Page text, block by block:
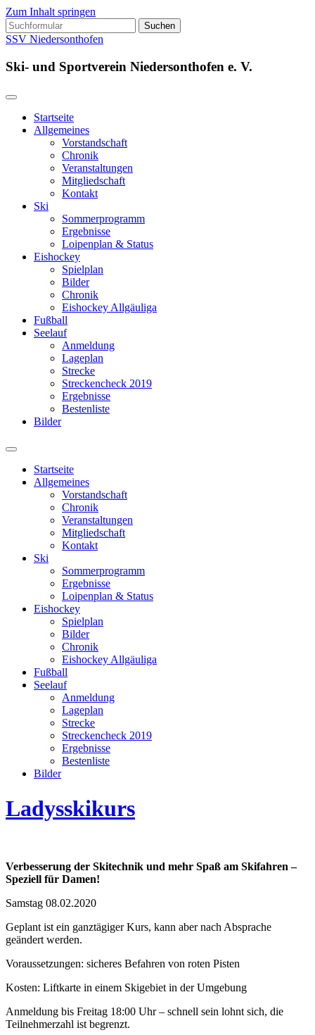
Zum Inhalt springen
Suchen
nach:
SSV Niedersonthofen
Ski- und Sportverein Niedersonthofen e. V.
Startseite
Allgemeines
Vorstandschaft
Chronik
Veranstaltungen
Mitgliedschaft
Kontakt
Ski
Sommerprogramm
Ergebnisse
Loipenplan & Status
Eishockey
Spielplan
Bilder
Chronik
Eishockey Allgäuliga
Fußball
Seelauf
Anmeldung
Lageplan
Strecke
Streckencheck 2019
Ergebnisse
Bestenliste
Bilder
Suchfeld
ein-/ausblenden
Startseite
Allgemeines
Vorstandschaft
Chronik
Veranstaltungen
Mitgliedschaft
Kontakt
Ski
Sommerprogramm
Ergebnisse
Loipenplan & Status
Eishockey
Spielplan
Bilder
Chronik
Eishockey Allgäuliga
Fußball
Seelauf
Anmeldung
Lageplan
Strecke
Streckencheck 2019
Ergebnisse
Bestenliste
Bilder
Ladysskikurs
Verbesserung der Skitechnik und mehr Spaß am Skifahren –
Speziell für Damen!
Samstag 08.02.2020
Geplant ist ein ganztägiger Kurs, kann aber nach Absprache
geändert werden.
Voraussetzungen: sicheres Befahren von roten Pisten
Kosten: Liftkarte in einem Skigebiet in der Umgebung
Anmeldung bis Freitag 18:00 Uhr – schnell sein lohnt sich, die
Teilnehmerzahl ist begrenzt.